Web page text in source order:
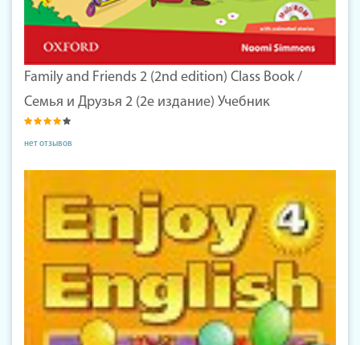
Family and Friends 2 (2nd edition) Class Book /
Семья и Друзья 2 (2е издание) Учебник
нет отзывов